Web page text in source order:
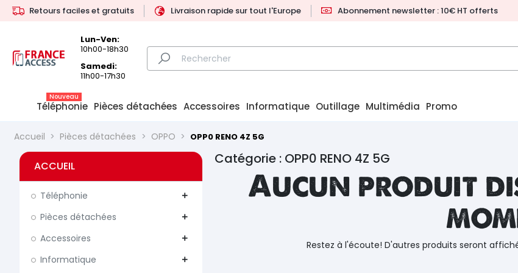
Retours faciles et gratuits Livraison rapide sur tout l'Europe Abonnement newsletter : 10€ HT offerts
Lun-Ven:
10h00-18h30
Samedi:
11h00-17h30
Téléphonie
Nouveau
Pièces détachées Accessoires Informatique Outillage Multimédia Promo
Accueil Pièces détachées OPPO OPP0 RENO 4Z 5G
ACCUEIL
Téléphonie add
Pièces détachées add
Accessoires add
Informatique add
Catégorie : OPP0 RENO 4Z 5G
Aucun produit
Restez à l'écoute! D'autres produits seront